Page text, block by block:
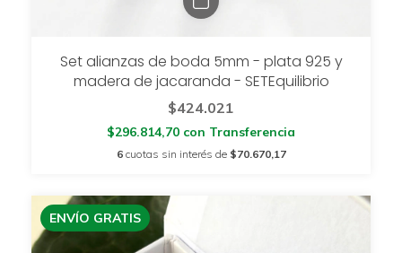
Set alianzas de boda 5mm - plata 925 y
madera de jacaranda - SETEquilibrio
$424.021
$296.814,70 con Transferencia
6 cuotas sin interés de $70.670,17
ENVÍO GRATIS